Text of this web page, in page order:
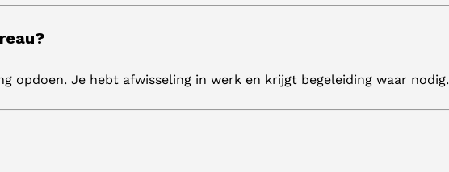
opdoen. Je hebt afwisseling in werk en krijgt begeleiding waar nodig.